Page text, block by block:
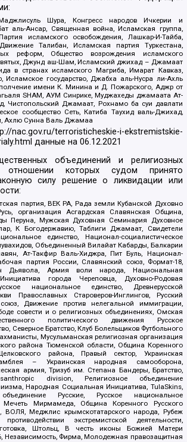
Шура, Конгресс народов Ичкерии и
аль-Ансар, Священная война, Исламская группа,
исламского освобождения, Лашкар-И-Тайба,
Талибан, Исламская партия Туркестана,
реформ, Общество возрождения исламского
Джунд аш-Шам, Исламский джихад – Джамаат
в странах исламского Магриба, Имарат Кавказ,
Исламское государство, Джабха аль-Нусра ли-Ахль
имени К. Минина и Д. Пожарского, Аджр от
SHAM, АУМ Синрике, Муджахеды джамаата Ат-
Чистопольский Джамаат, Рохнамо ба суи давлати
сообщество Сеть, Катиба Таухид валь-Джихад,
Ахлю Сунна Валь Джамаа
nac.gov.ru/terroristicheskie-i-ekstremistskie-
данные на06.12.2021
объединений и религиозных
отношении которых судом принято
силу решение о ликвидации или
партия, ВЕК РА, Рада земли Кубанской Духовно
организация Асгардская Славянская Община,
Перуна, Мужская Духовная Семинария Духовное
К Богодержавию, Таблиги Джамаат, Свидетели
единство, Национал-социалистическое
Объединенный Вилайат Кабарды, Балкарии
Ат-Такфир Валь-Хиджра, Пит Буль, Национал-
партия России, Славянский союз, Формат-18,
Дьявола, Армия воли народа, Национальная
города Череповца, Духовно-Родовая
национальное единство, Древнерусской
Православных Староверов-Инглингов, Русский
Движение против нелегальной иммиграции,
совести и о религиозных объединениях, Омская
политического движения Русское
Северное Братство, Клуб Болельщиков Футбольного
Мусульманская религиозная организация
района Тюменской области, Община Коренного
района, Правый сектор, Украинская
– Украинская народная самооборона,
армия, Тризуб им. Степана Бандеры, Братство,
division, Религиозное объединение
Народная Социальная Инициатива, TulaSkins,
объединение Русские, Русское национальное
Мечеть Мирмамеда, Община Коренного Русского
ВОЛЯ, Меджлис крымскотатарского народа, Рубеж
экстремистской деятельности,
Штольц, В честь иконы Божией Матери
Независимость, Фирма, Молодежная правозащитная